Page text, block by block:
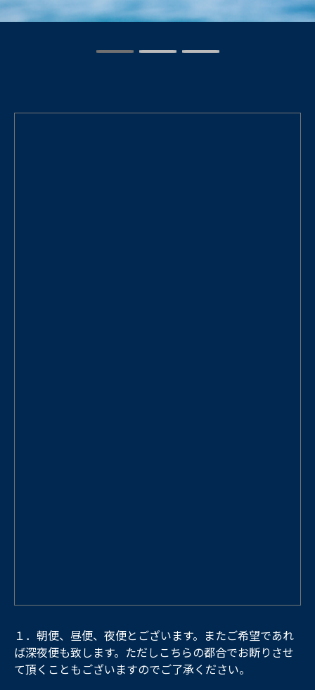
１．朝便、昼便、夜便とございます。またご希望であれ
ば深夜便も致します。ただしこちらの都合でお断りさせ
て頂くこともございますのでご了承ください。